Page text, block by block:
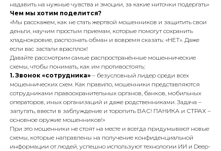
надавить на нужные чувства и эмоции, за какие ниточки подергать»
Чем мы хотим поделится?
«Мы расскажем, как не стать жертвой мошенников и защитить свои
деньги, научим простым приемам, которые помогут сохранить
хладнокровие, распознать обман и вовремя сказать: «НЕТ». Даже
если вас застали врасплох!
Давайте рассмотрим самые распространённые мошеннические
схемы, чтобы понимать, как им противостоять:
1. Звонок «сотрудника» – безусловный лидер среди всех
мошеннических схем. Как правило, мошенники представляются
сотрудниками правоохранительных органов, банков, мобильных
операторов, иных организаций и даже родственниками. Задача –
запугать, ввести в заблуждение и торопить ВАС! ПАНИКА и СТРАХ –
основное оружие мошенников!»
При это мошенники не стоят на месте и всегда придумывают новые
схемы, которые направлены на получение конфиденциальной
информации от людей, успешно используют технологии ИИ и Deep-